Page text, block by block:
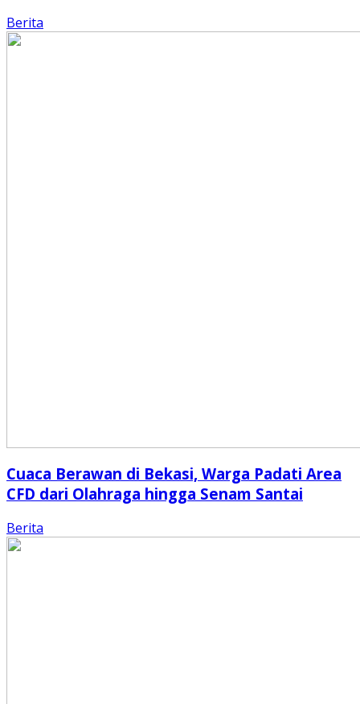
Berita
Cuaca Berawan di Bekasi, Warga Padati Area
CFD dari Olahraga hingga Senam Santai
Berita